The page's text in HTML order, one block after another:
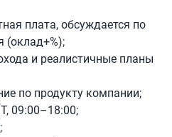
плата, обсуждается по
(оклад+%);
и реалистичные планы
по продукту компании;
09:00–18:00;